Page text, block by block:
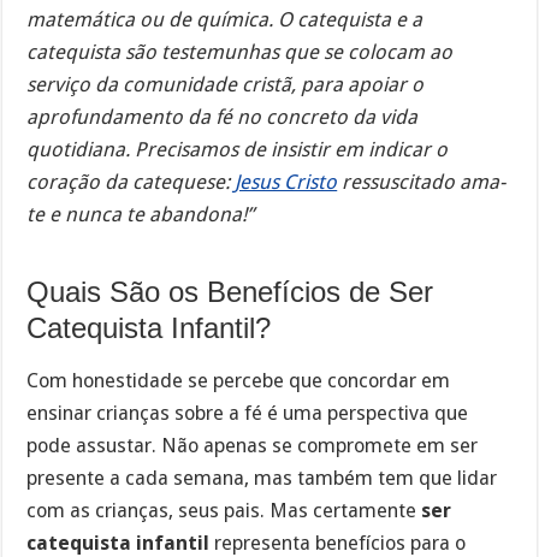
matemática ou de química. O catequista e a
catequista são testemunhas que se colocam ao
serviço da comunidade cristã, para apoiar o
aprofundamento da fé no concreto da vida
quotidiana. Precisamos de insistir em indicar o
coração da catequese:Jesus Cristo ressuscitado ama-
te e nunca te abandona!”
Quais São os Benefícios de Ser
Catequista Infantil?
Com honestidade se percebe que concordar em
ensinar crianças sobre a fé é uma perspectiva que
pode assustar. Não apenas se compromete em ser
presente a cada semana, mas também tem que lidar
com as crianças, seus pais. Mas certamente ser
catequista infantil representa benefícios para o